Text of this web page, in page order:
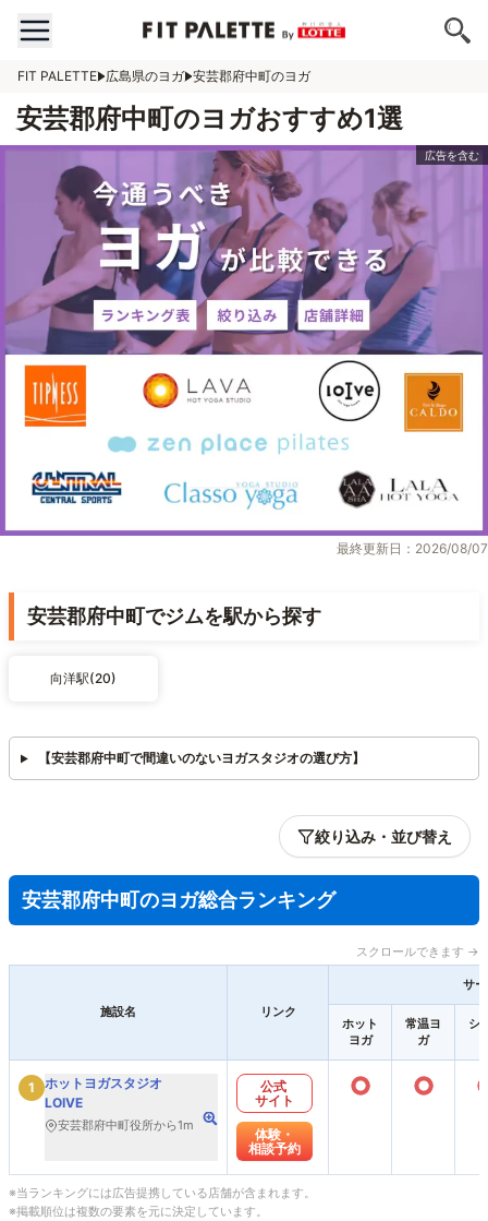
FIT PALETTE 広島県のヨガ 安芸郡府中町のヨガ
安芸郡府中町のヨガおすすめ1選
最終更新日：2026/08/07
安芸郡府中町でジムを駅から探す
向洋駅(20)
【安芸郡府中町で間違いのないヨガスタジオの選び方】
絞り込み・並び替え
安芸郡府中町のヨガ総合ランキング
スクロールできます →
施設名 リンク
サ
ホット
ヨガ
常温ヨ
ガ
シ
1
ホットヨガスタジオ
LOIVE
安芸郡府中町役所から1m
公式
サイト
体験・
相談予約
○ ○
※当ランキングには広告提携している店舗が含まれます。
※掲載順位は複数の要素を元に決定しています。